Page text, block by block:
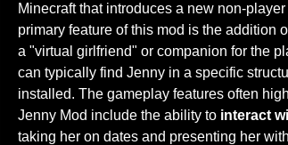
Minecraft that introduces a new non-
primary feature of this mod is the addition
a "virtual girlfriend" or companion for the
can typically find Jenny in a specific
installed. The gameplay features often
Jenny Mod include the ability to interact
taking her on dates and presenting her